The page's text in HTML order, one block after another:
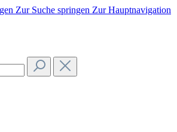
Zur Suche springen Zur Hauptnavigation